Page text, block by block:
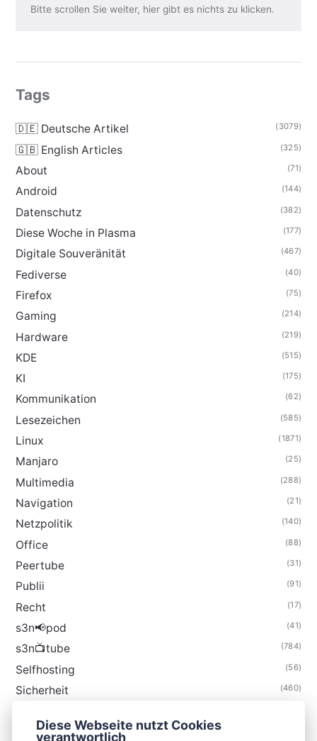
Bitte scrollen Sie weiter, hier gibt es nichts zu klicken.
Tags
🇩🇪 Deutsche Artikel (3079)
🇬🇧 English Articles (325)
About (71)
Android (144)
Datenschutz (382)
Diese Woche in Plasma (177)
Digitale Souveränität (467)
Fediverse (40)
Firefox (75)
Gaming (214)
Hardware (219)
KDE (515)
KI (175)
Kommunikation (62)
Lesezeichen (585)
Linux (1871)
Manjaro (25)
Multimedia (288)
Navigation (21)
Netzpolitik (140)
Office (88)
Peertube (31)
Publii (91)
Recht (17)
s3n📢pod (41)
s3n📺tube (784)
Selfhosting (56)
Sicherheit (460)
Thunderbird
Diese Webseite nutzt Cookies
verantwortlich